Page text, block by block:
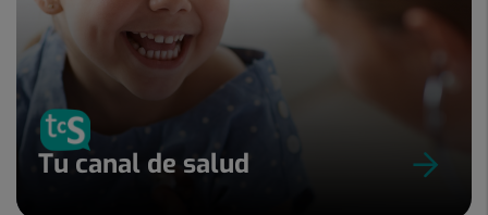
Tu canal de salud